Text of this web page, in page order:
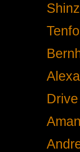
Drive